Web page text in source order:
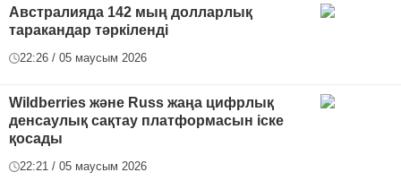
Австралияда 142 мың долларлық
таракандар тәркіленді
22:26 / 05 маусым 2026
Wildberries және Russ жаңа цифрлық
денсаулық сақтау платформасын іске
қосады
22:21 / 05 маусым 2026